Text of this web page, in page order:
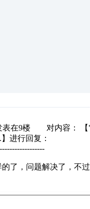
在9楼 对内容： 【
进行回复：
了，问题解决了，不